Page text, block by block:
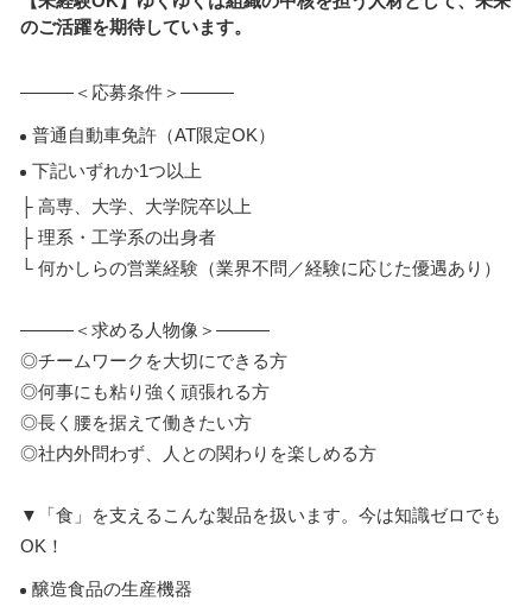
のご活躍を期待しています。
―――＜応募条件＞―――
普通自動車免許（AT限定OK）
下記いずれか1つ以上
├ 高専、大学、大学院卒以上
├ 理系・工学系の出身者
└ 何かしらの営業経験（業界不問／経験に応じた優遇あり）
―――＜求める人物像＞―――
◎チームワークを大切にできる方
◎何事にも粘り強く頑張れる方
◎長く腰を据えて働きたい方
◎社内外問わず、人との関わりを楽しめる方
▼「食」を支えるこんな製品を扱います。今は知識ゼロでも
OK！
醸造食品の生産機器